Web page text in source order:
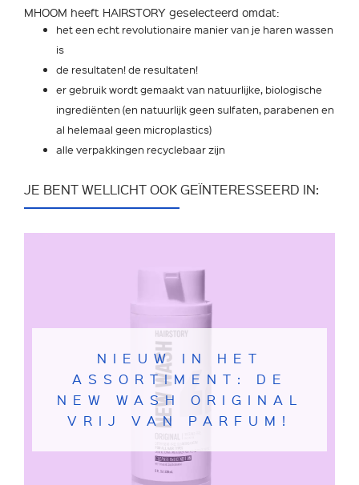
MHOOM heeft HAIRSTORY geselecteerd omdat:
het een echt revolutionaire manier van je haren wassen
is
de resultaten! de resultaten!
er gebruik wordt gemaakt van natuurlijke, biologische
ingrediënten (en natuurlijk geen sulfaten, parabenen en
al helemaal geen microplastics)
alle verpakkingen recyclebaar zijn
JE BENT WELLICHT OOK GEÏNTERESSEERD IN:
NIEUW IN HET
ASSORTIMENT: DE
NEW WASH ORIGINAL
VRIJ VAN PARFUM!